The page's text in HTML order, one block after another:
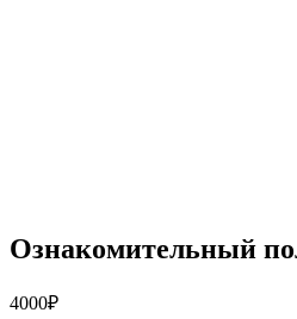
Ознакомительный
4000₽